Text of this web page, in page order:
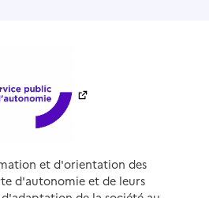
et d'orientation des
d'autonomie et de leurs